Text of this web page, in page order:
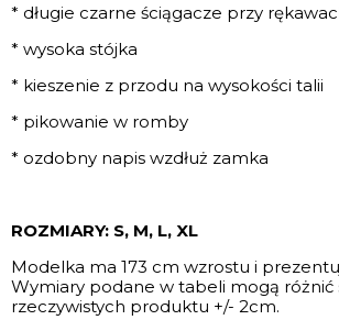
* długie czarne ściągacze przy
* wysoka stójka
* kieszenie z przodu na wysokości talii
* pikowanie w romby
* ozdobny napis wzdłuż zamka
ROZMIARY: S, M, L, XL
Modelka ma 173 cm wzrostu i
Wymiary podane w tabeli mogą różnić
rzeczywistych produktu +/- 2cm.